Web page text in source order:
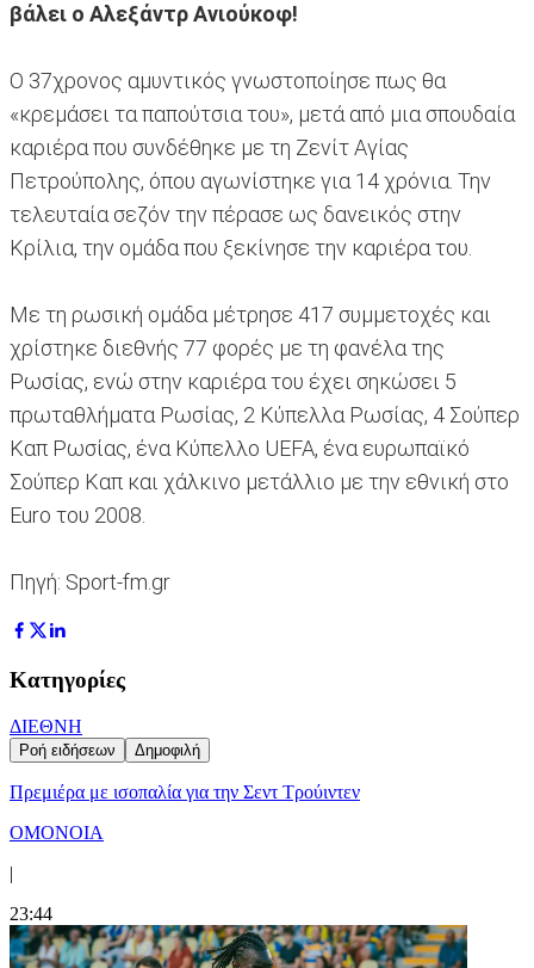
βάλει ο Αλεξάντρ Ανιούκοφ!
Ο 37χρονος αμυντικός γνωστοποίησε πως θα
«κρεμάσει τα παπούτσια του», μετά από μια σπουδαία
καριέρα που συνδέθηκε με τη Ζενίτ Αγίας
Πετρούπολης, όπου αγωνίστηκε για 14 χρόνια. Την
τελευταία σεζόν την πέρασε ως δανεικός στην
Κρίλια, την ομάδα που ξεκίνησε την καριέρα του.
Με τη ρωσική ομάδα μέτρησε 417 συμμετοχές και
χρίστηκε διεθνής 77 φορές με τη φανέλα της
Ρωσίας, ενώ στην καριέρα του έχει σηκώσει 5
πρωταθλήματα Ρωσίας, 2 Κύπελλα Ρωσίας, 4 Σούπερ
Καπ Ρωσίας, ένα Κύπελλο UEFA, ένα ευρωπαϊκό
Σούπερ Καπ και χάλκινο μετάλλιο με την εθνική στο
Euro του 2008.
Πηγή: Sport-fm.gr
Κατηγορίες
ΔΙΕΘΝΗ
Ροή ειδήσεων Δημοφιλή
Πρεμιέρα με ισοπαλία για την Σεντ Τρούιντεν
ΟΜΟΝΟΙΑ
|
23:44